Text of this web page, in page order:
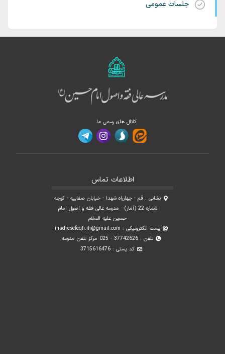
جلسات عمومی
کانال های رسمی ما
اطلاعات تماس
نشانی : قم - چهارراه شهدا - خیابان صفاییه - کوچه
شماره 22 (آمار) - مدرسه عالی فقه و اصول امام
حسین علیه السلام
پست الکترونیکی : madresefeqh.ih@gmail.com
تلفن : 37742626 - 025 مرکز تلفن مدرسه
کد پستی : 3715616476